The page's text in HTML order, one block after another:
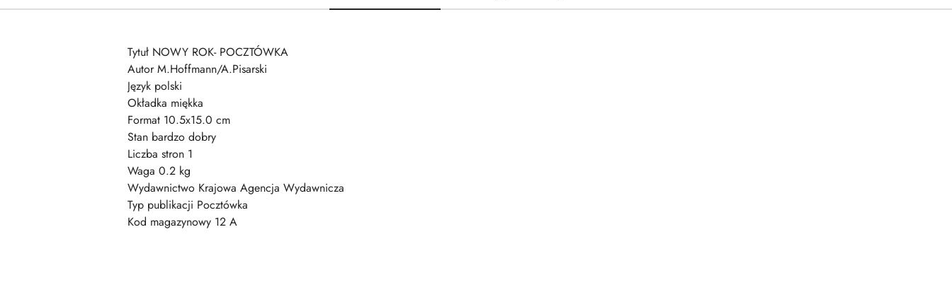
Tytuł NOWY ROK- POCZTÓWKA
Autor M.Hoffmann/A.Pisarski
Język polski
Okładka miękka
Format 10.5x15.0 cm
Stan bardzo dobry
Liczba stron 1
Waga 0.2 kg
Wydawnictwo Krajowa Agencja Wydawnicza
Typ publikacji Pocztówka
Kod magazynowy 12 A